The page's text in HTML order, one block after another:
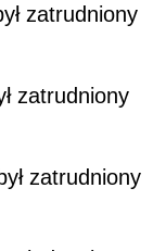
zatrudniony
zatrudniony
zatrudniony